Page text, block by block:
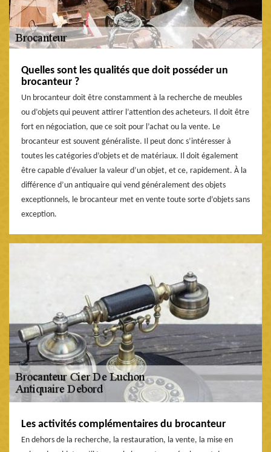
Quelles sont les qualités que doit posséder un
brocanteur ?
Un brocanteur doit être constamment à la recherche de meubles
ou d’objets qui peuvent attirer l’attention des acheteurs. Il doit être
fort en négociation, que ce soit pour l’achat ou la vente. Le
brocanteur est souvent généraliste. Il peut donc s’intéresser à
toutes les catégories d’objets et de matériaux. Il doit également
être capable d’évaluer la valeur d’un objet, et ce, rapidement. À la
différence d’un antiquaire qui vend généralement des objets
exceptionnels, le brocanteur met en vente toute sorte d’objets sans
exception.
Les activités complémentaires du brocanteur
En dehors de la recherche, la restauration, la vente, la mise en